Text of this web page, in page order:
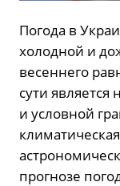
Погода в
холодной и
весеннего
сути
и условной
прогнозе